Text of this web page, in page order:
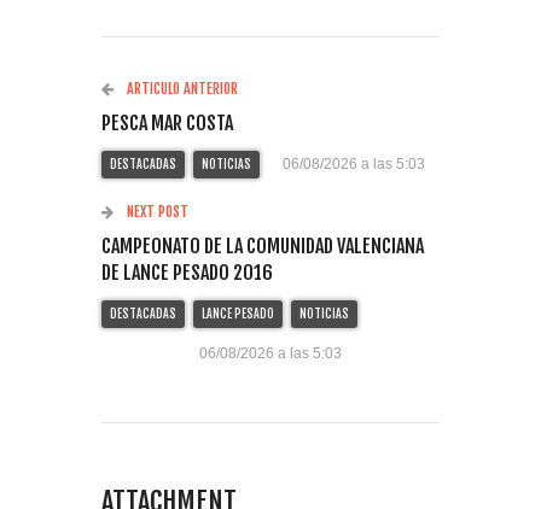
ARTICULO ANTERIOR
PESCA MAR COSTA
DESTACADAS NOTICIAS 06/08/2026 a las 5:03
NEXT POST
CAMPEONATO DE LA COMUNIDAD VALENCIANA
DE LANCE PESADO 2016
DESTACADAS LANCE PESADO NOTICIAS
06/08/2026 a las 5:03
ATTACHMENT